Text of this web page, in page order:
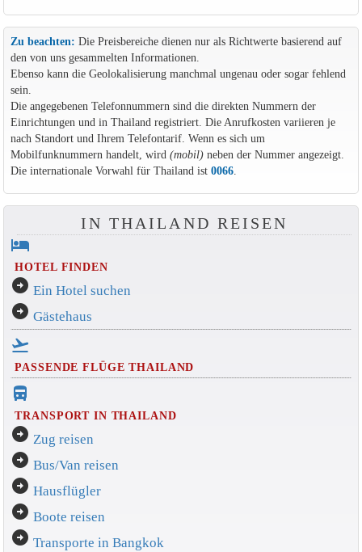
Zu beachten: Die Preisbereiche dienen nur als Richtwerte basierend auf
den von uns gesammelten Informationen.
Ebenso kann die Geolokalisierung manchmal ungenau oder sogar fehlend
sein.
Die angegebenen Telefonnummern sind die direkten Nummern der
Einrichtungen und in Thailand registriert. Die Anrufkosten variieren je
nach Standort und Ihrem Telefontarif. Wenn es sich um
Mobilfunknummern handelt, wird (mobil)neben der Nummer angezeigt.
Die internationale Vorwahl für Thailand ist 0066.
IN THAILAND REISEN
hotel
HOTEL FINDEN
arrow_circle_right Ein Hotel suchen
arrow_circle_right Gästehaus
flight_takeoff
PASSENDE FLÜGE THAILAND
directions_bus_filled
TRANSPORT IN THAILAND
arrow_circle_right Zug reisen
arrow_circle_right Bus/Van reisen
arrow_circle_right Hausflügler
arrow_circle_right Boote reisen
arrow_circle_right Transporte in Bangkok